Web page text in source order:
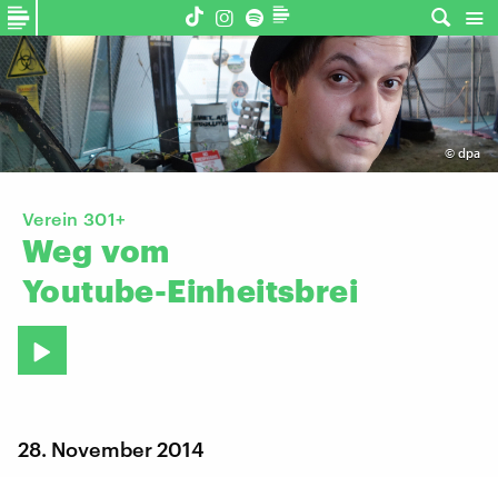
©dpa
Verein 301+
Weg vom
Youtube-Einheitsbrei
28. November 2014